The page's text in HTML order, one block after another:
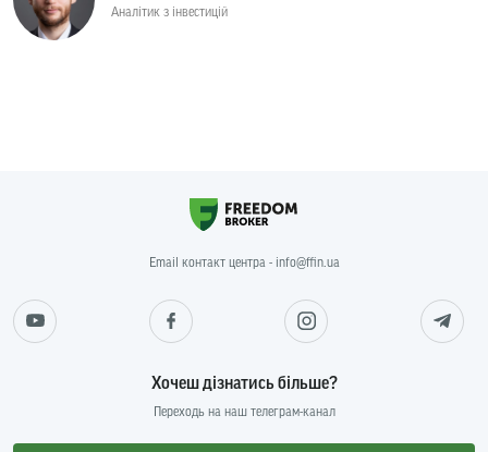
Аналітик з інвестицій
Email контакт центра - info@ffin.ua
Хочеш дізнатись більше?
Переходь на наш телеграм-канал